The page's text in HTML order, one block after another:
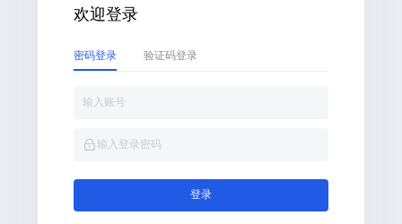
欢迎登录
密码登录 验证码登录
输入账号
输入登录密码
登录